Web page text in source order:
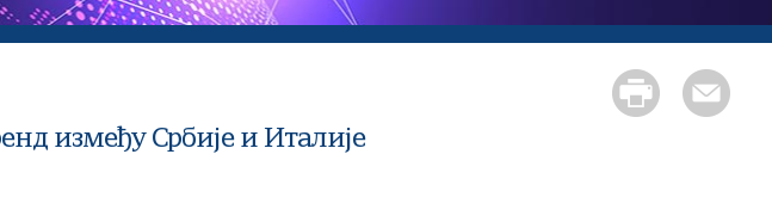
између Србије и Италије